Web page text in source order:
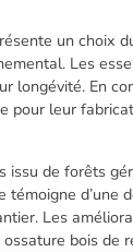
un choix
Les
longévité. En
pour leur
de forêts
Les
bois de